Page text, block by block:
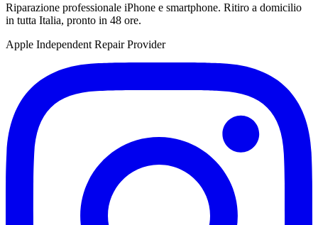
Riparazione professionale iPhone e smartphone. Ritiro a domicilio
in tutta Italia, pronto in 48 ore.
Apple Independent Repair Provider